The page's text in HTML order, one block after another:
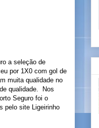
a seleção de
por 1X0 com gol de
muita qualidade no
qualidade.
Nos
Seguro foi o
pelo site Ligeirinho